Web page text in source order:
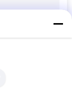
232